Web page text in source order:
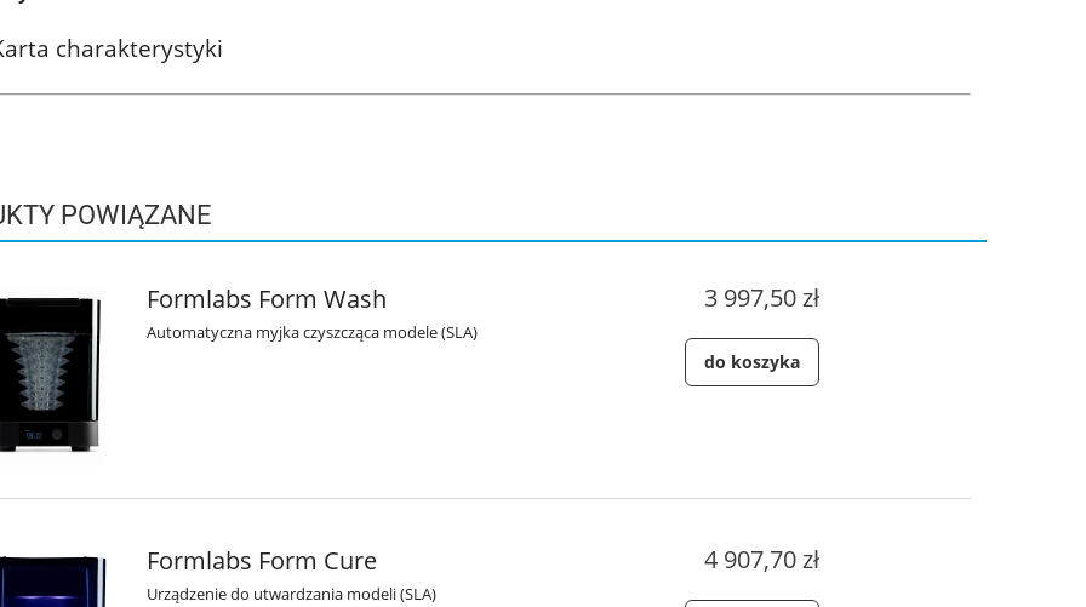
charakterystyki
POWIĄZANE
Formlabs Form Wash
Automatyczna myjka czyszcząca modele (SLA)
3 997,50 zł
do koszyka
Formlabs Form Cure
Urządzenie do utwardzania modeli (SLA)
4 907,70 zł